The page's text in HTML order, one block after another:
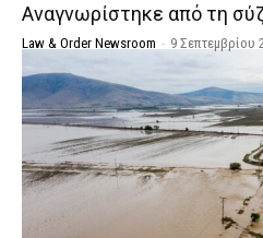
Αναγνωρίστηκε από τη
Law & Order Newsroom - 9 Σεπτεμβρίου